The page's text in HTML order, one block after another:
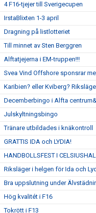
4 F16-tjejer till Sverigecupen
IrstaBlixten 1-3 april
Dragning på listlotteriet
Till minnet av Sten Berggren
Alftatjejerna i EM-truppen!!!
Svea Vind Offshore sponsrar
Karibien? eller Kviberg?
Decemberbingo i Alfta
Julskyltningsbingo
Tränare utbildades i knäkontroll
GRATTIS IDA och LYDIA!
HANDBOLLSFEST I
Riksläger i helgen för Ida och
Bra uppslutning under
Hög kvalitét i F16
Tokrött i F13